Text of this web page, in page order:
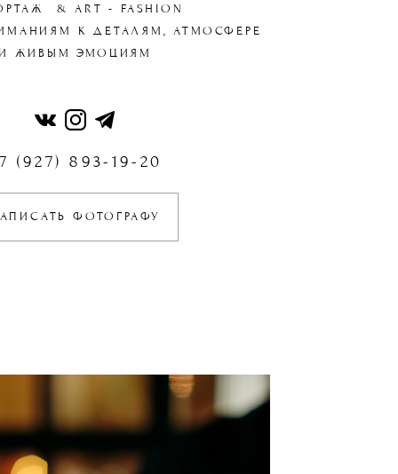
& ART - FASHION
К ДЕТАЛЯМ, АТМОСФЕРЕ
ЖИВЫМ ЭМОЦИЯМ
(927) 893-19-20
ФОТОГРАФУ